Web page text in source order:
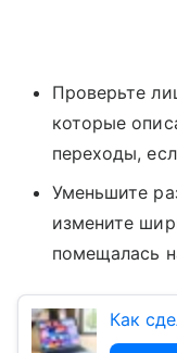
Проверьте
которые
переходы,
Уменьшите
измените
помещалась
Как